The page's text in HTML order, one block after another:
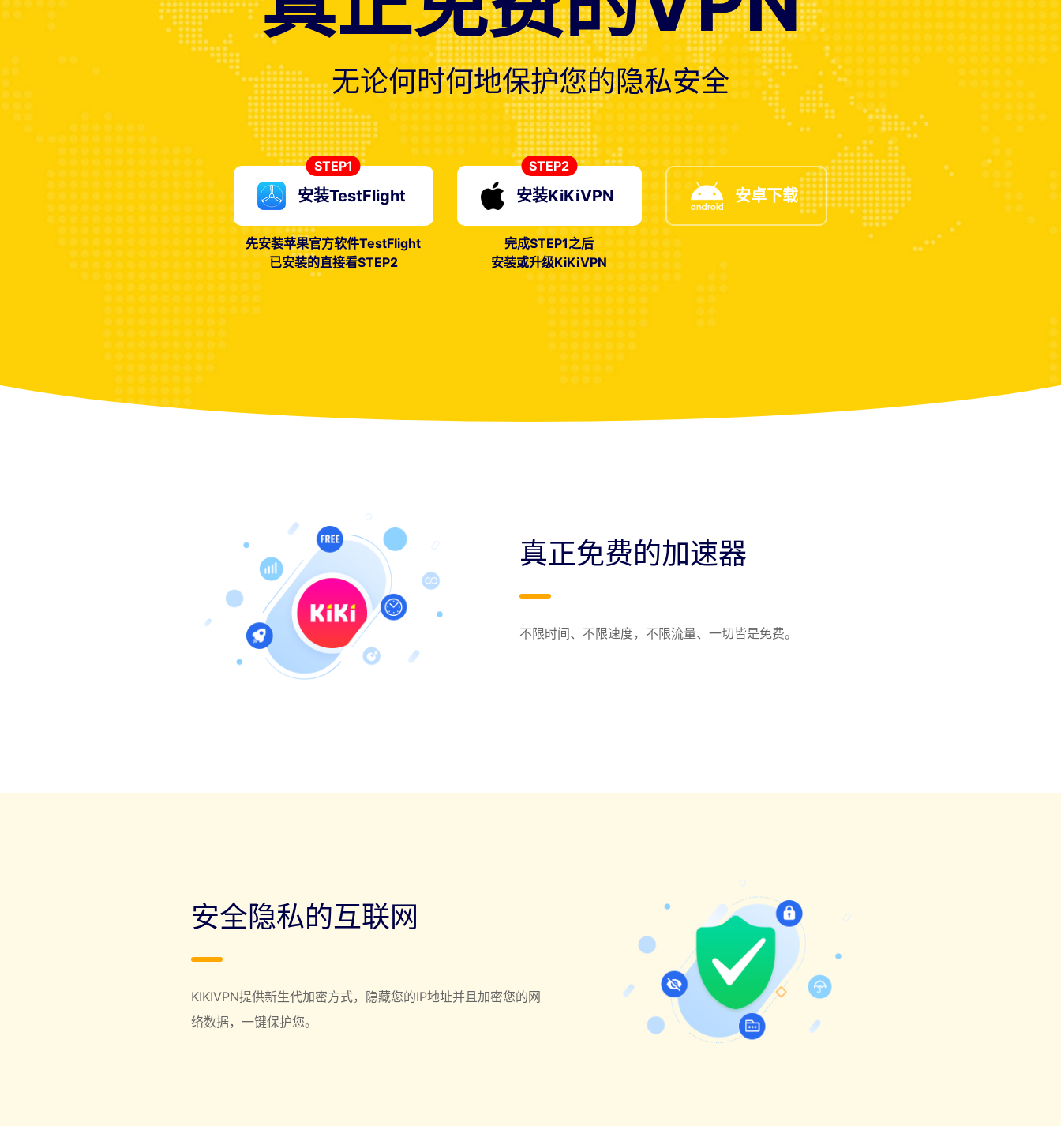
无论何时何地保护您的隐私安全
STEP1
安装TestFlight
先安装苹果官方软件TestFlight
已安装的直接看STEP2
STEP2
安装KiKiVPN
完成STEP1之后
安装或升级KiKiVPN
安卓下载
真正免费的加速器
不限时间、不限速度，不限流量、一切皆是免费。
安全隐私的互联网
KIKIVPN提供新生代加密方式，隐藏您的IP地址并且加密您的网
络数据，一键保护您。